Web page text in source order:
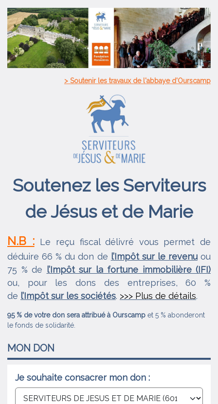
> Soutenir les travaux de l'abbaye d'Ourscamp
Soutenez les Serviteurs
de Jésus et de Marie
N.B : Le reçu fiscal délivré vous permet de
déduire 66 % du don de l’Impôt sur le revenuou
75 % de l’Impôt sur la fortune immobilière (IFI)
ou, pour les dons des entreprises, 60 %
de l’Impôt sur les sociétés. >>> Plus de détails.
95 % de votre don sera attribué à Ourscamp et 5 % abonderont
le fonds de solidarité.
MON DON
Je souhaite consacrer mon don :